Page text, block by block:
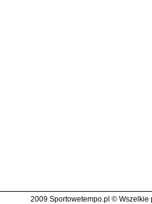
2009 Sportowetempo.pl © Wszelkie